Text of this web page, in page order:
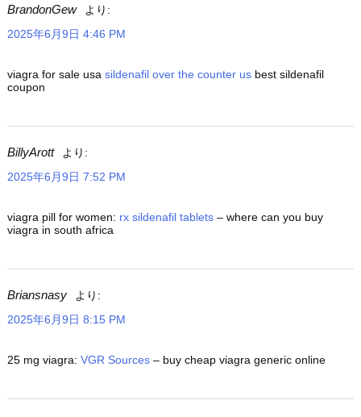
BrandonGew
より:
2025年6月9日 4:46 PM
viagra for sale usa sildenafil over the counter us best sildenafil
coupon
BillyArott
より:
2025年6月9日 7:52 PM
viagra pill for women: rx sildenafil tablets – where can you buy
viagra in south africa
Briansnasy
より:
2025年6月9日 8:15 PM
25 mg viagra: VGR Sources – buy cheap viagra generic online